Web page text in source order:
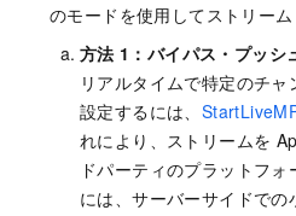
のモードを使用してストリー
方法 1：バイパス・プッシ
リアルタイムで特定のチ
設定するには、
れにより、ストリームを
ドパーティのプラットフ
には、サーバーサイドでの